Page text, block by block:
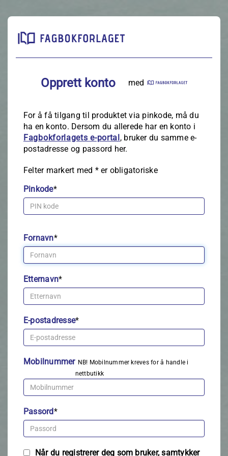
Opprett konto med
For å få tilgang til produktet via pinkode, må du
ha en konto. Dersom du allerede har en konto i
Fagbokforlagets e‑portal, bruker du samme e-
postadresse og passord her.
Felter markert med *er obligatoriske
Pinkode*
Fornavn*
Etternavn*
E-postadresse*
Mobilnummer NB! Mobilnummer kreves for å handle i
nettbutikk
Passord*
Når du registrerer deg som bruker, samtykker